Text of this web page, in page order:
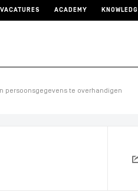
VACATURES ACADEMY
persoonsgegevens te overhandigen